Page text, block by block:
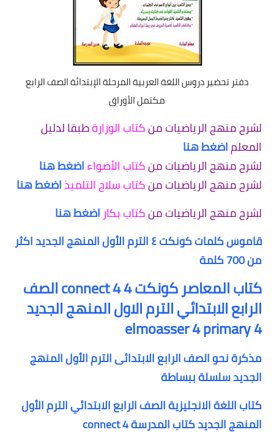
دفتر تحضير دروس اللغة العربية المرحلة الإبتدائة الصف الرابع
مكتمل الأوراق
لشرح منهج الرياضيات منكتاب الوزارةطبقا لدليل
المعلماضغط هنا
لشرح منهج الرياضيات منكتاب الأضواءاضغط هنا
لشرح منهج الرياضيات منكتاب سلاح التلميذاضغط هنا
لشرح منهج الرياضيات منكتاب بكار اضغط هنا
قاموس كلمات كونكت ٤ الترم الأول المنهج الجديد اكثر
من 700 كلمة
كتاب المعاصر كونكت 4 connect 4 الصف
الرابع الابتدائي الترم الاول المنهج الجديد
elmoasser 4 primary 4
مذكرة نحو الصف الرابع الابتدائى الترم الأول المنهج
الجديد سلسلة ببساطة
كتاب اللغة الانجليزية الصف الرابع الابتدائي الترم الأول
المنهج الجديد كتاب المدرسة connect 4